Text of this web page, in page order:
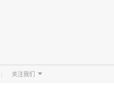
关注我们
芯东西 智猩猩